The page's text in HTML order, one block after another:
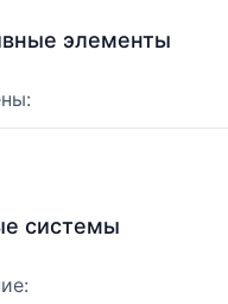
элементы
системы